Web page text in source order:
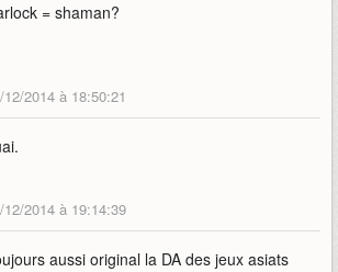
= shaman?
12/2014 à 18:50:21
12/2014 à 19:14:39
aussi original la DA des jeux asiats